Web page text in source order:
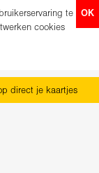
OK
te
cookies
direct je kaartjes